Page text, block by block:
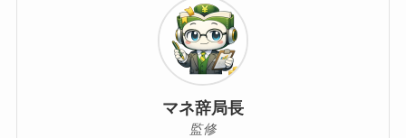
マネ辞局長
監修